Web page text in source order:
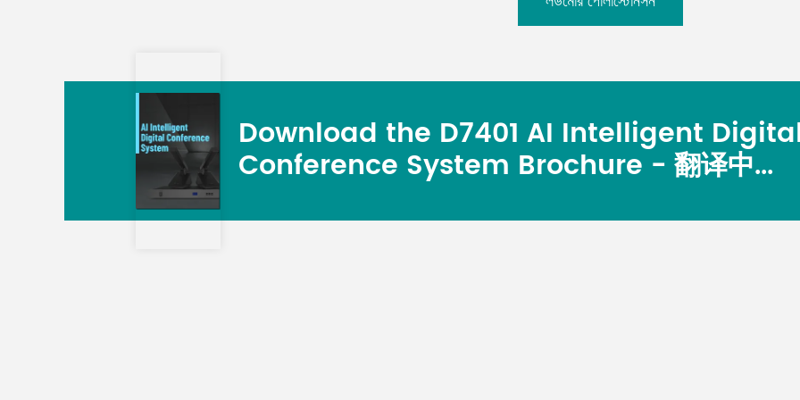
Download the D7401 AI Intelligent
Conference System Brochure - 翻译中...